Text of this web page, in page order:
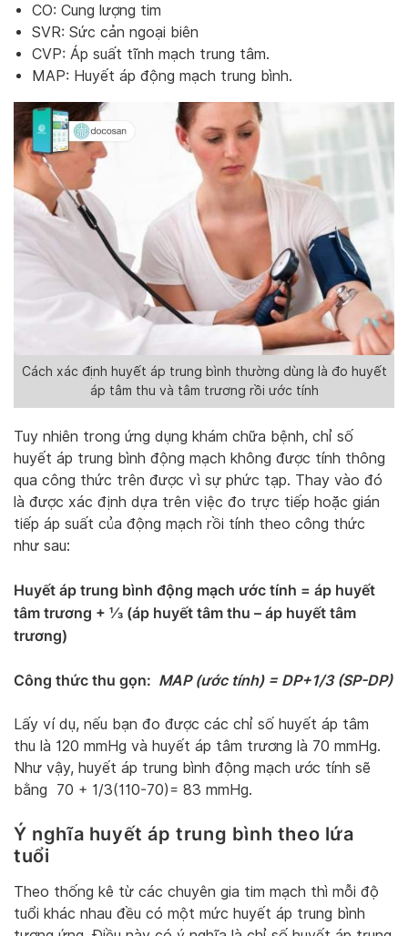
CO: Cung lượng tim
SVR: Sức cản ngoại biên
CVP: Áp suất tĩnh mạch trung tâm.
MAP: Huyết áp động mạch trung bình.
Cách xác định huyết áp trung bình thường dùng là đo huyết
áp tâm thu và tâm trương rồi ước tính
Tuy nhiên trong ứng dụng khám chữa bệnh, chỉ số
huyết áp trung bình động mạch không được tính thông
qua công thức trên được vì sự phức tạp. Thay vào đó
là được xác định dựa trên việc đo trực tiếp hoặc gián
tiếp áp suất của động mạch rồi tính theo công thức
như sau:
Huyết áp trung bình động mạch ước tính = áp huyết
tâm trương + ⅓ (áp huyết tâm thu – áp huyết tâm
trương)
Công thức thu gọn: MAP (ước tính) = DP+1/3 (SP-DP)
Lấy ví dụ, nếu bạn đo được các chỉ số huyết áp tâm
thu là 120 mmHg và huyết áp tâm trương là 70 mmHg.
Như vậy, huyết áp trung bình động mạch ước tính sẽ
bằng 70 + 1/3(110-70)= 83 mmHg.
Ý nghĩa huyết áp trung bình theo lứa
tuổi
Theo thống kê từ các chuyên gia tim mạch thì mỗi độ
tuổi khác nhau đều có một mức huyết áp trung bình